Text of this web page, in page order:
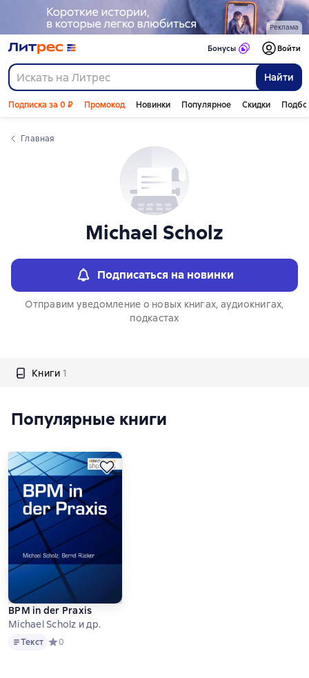
Реклама
Найти
Бонусы Войти
Подписка за 0 ₽ Промокод Новинки Популярное Скидки
Главная
Michael Scholz
Подписаться на новинки
Отправим уведомление о новых книгах, аудиокнигах,
подкастах
Книги 1
Слайдер с книгами
Популярные книги
BPM in der Praxis
Michael Scholz и др.
Текст
Текст Средний рейтинг 0 на основе 0 оценок
0